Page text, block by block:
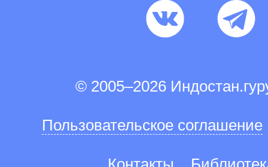
© 2005–2026
Пользовательское соглашение